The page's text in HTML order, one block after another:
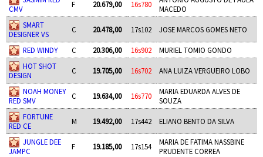
CMV
F 20.679,00 16s780
MACEDO
SMART
DESIGNER VS
C 20.478,00 17s102 JOSE MARCOS GOMES NETO
RED WINDY C 20.306,00 16s902
MURIEL TOMIO GONDO
HOT SHOT
DESIGN
C 19.705,00 16s702 ANA LUIZA VERGUEIRO LOBO
NOAH MONEY
RED SMV
C 19.634,00 16s770
MARIA EDUARDA ALVES DE
SOUZA
FORTUNE
RED CE
M 19.492,00 17s442 ELIANO BENTO DA SILVA
JUNGLE DEE
JAMPC
F 19.185,00 17s154
MARIA DE FATIMA NASSBINE
PRUDENTE CORREA